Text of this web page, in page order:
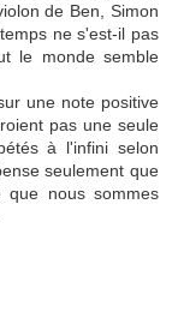
de Ben, Simon
ne s'est-il pas
le monde semble
une note positive
pas une seule
à l'infini selon
seulement que
nous sommes